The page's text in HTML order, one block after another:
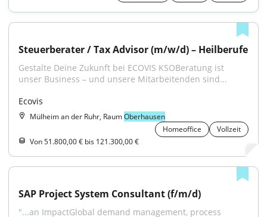
Steuerberater / Tax Advisor (m/w/d) – Heilberufe
Gestalte Deine Zukunft bei ECOVIS KSOBeratung ist
unser Business – und unsere Mitarbeitenden sind...
Ecovis
Mülheim an der Ruhr, RaumOberhausen
Homeoffice
Vollzeit
Von 51.800,00 € bis 121.300,00 €
SAP Project System Consultant (f/m/d)